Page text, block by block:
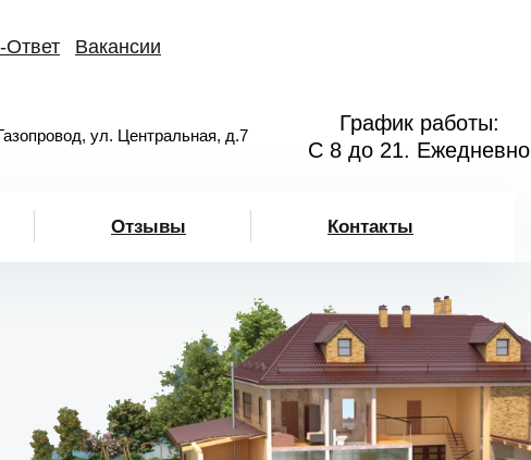
Ответ Вакансии
ул. Центральная, д.7
График работы:
С 8 до 21. Ежедневно
Отзывы Контакты